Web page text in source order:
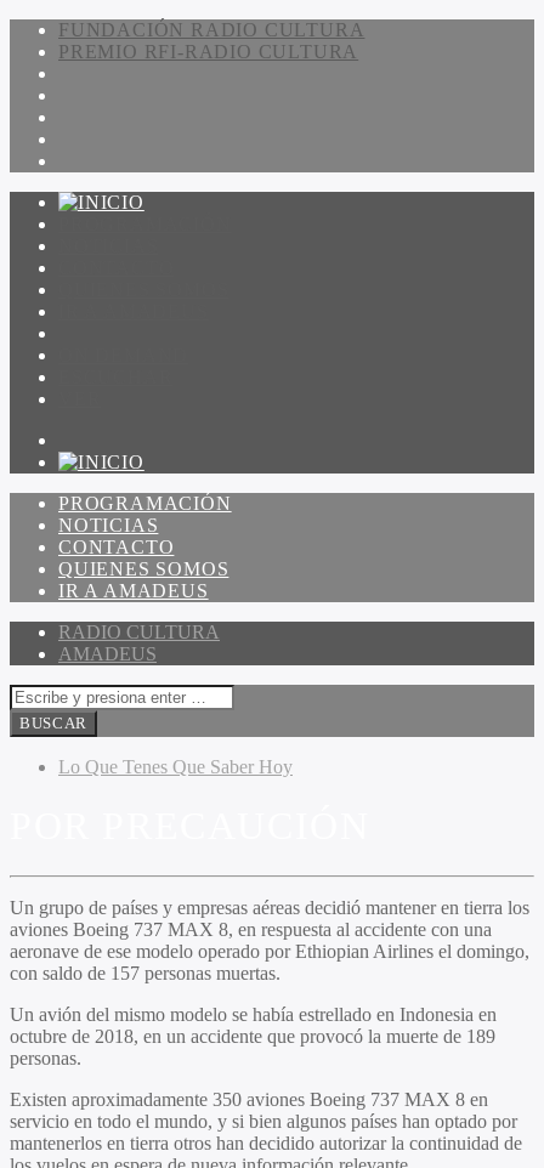
FUNDACIÓN RADIO CULTURA
PREMIO RFI-RADIO CULTURA
PROGRAMACIÓN
NOTICIAS
CONTACTO
QUIENES SOMOS
IR A AMADEUS
RADIO CULTURA
AMADEUS
Lo Que Tenes Que Saber Hoy
Un grupo de países y empresas aéreas decidió mantener en tierra los
aviones Boeing 737 MAX 8, en respuesta al accidente con una
aeronave de ese modelo operado por Ethiopian Airlines el domingo,
con saldo de 157 personas muertas.
Un avión del mismo modelo se había estrellado en Indonesia en
octubre de 2018, en un accidente que provocó la muerte de 189
personas.
Existen aproximadamente 350 aviones Boeing 737 MAX 8 en
servicio en todo el mundo, y si bien algunos países han optado por
mantenerlos en tierra otros han decidido autorizar la continuidad de